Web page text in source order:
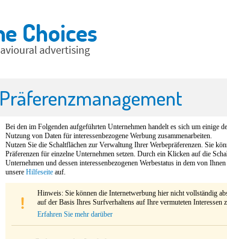
Präferenzmanagement
Bei den im Folgenden aufgeführten Unternehmen handelt es sich um einige
Nutzung von Daten für interessenbezogene Werbung zusammenarbeiten.
Nutzen Sie die Schaltflächen zur Verwaltung Ihrer Werbepräferenzen. Sie
Präferenzen für einzelne Unternehmen setzen. Durch ein Klicken auf die
Unternehmen und dessen interessenbezogenen Werbestatus in dem von
unsere Hilfeseite auf.
Hinweis: Sie können die Internetwerbung hier nicht vollständig
auf der Basis Ihres Surfverhaltens auf Ihre vermuteten Interessen
Erfahren Sie mehr darüber